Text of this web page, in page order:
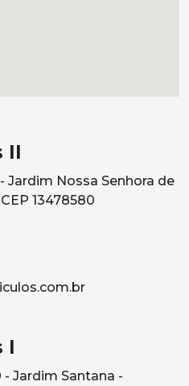
II
Jardim Nossa Senhora de
13478580
I
Jardim Santana -